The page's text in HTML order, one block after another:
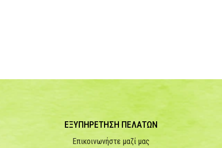
ΕΞΥΠΗΡΕΤΗΣΗ ΠΕΛΑΤΩΝ
Επικοινωνήστε μαζί μας